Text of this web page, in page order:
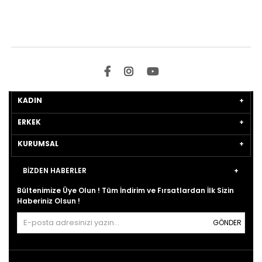
KADIN
ERKEK
KURUMSAL
BİZDEN HABERLER
Bültenimize Üye Olun ! Tüm İndirim ve Fırsatlardan İlk Sizin
Haberiniz Olsun !
GÖNDER